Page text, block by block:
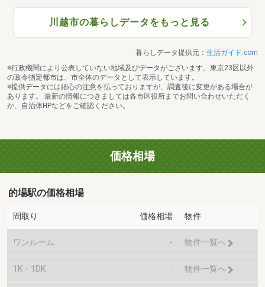
川越市の暮らしデータをもっと見る
暮らしデータ提供元： 生活ガイド.com
※行政機関により公表していない地域及びデータがございます。東京23区以外
の政令指定都市は、市全体のデータとして表示しています。
※提供データには細心の注意を払っておりますが、調査後に変更がある場合が
あります。 最新の情報につきましては各市区役所までお問い合わせいただく
か、自治体HPなどをご確認ください。
価格相場
的場駅の価格相場
間取り 価格相場 物件
ワンルーム - 物件一覧へ
1K・1DK - 物件一覧へ